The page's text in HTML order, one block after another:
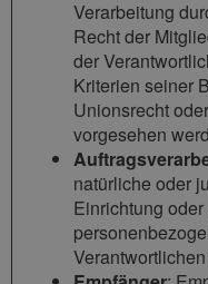
Verarbeitung
Recht der
der
Kriterien seiner
Unionsrecht
vorgesehen
natürliche oder
Einrichtung